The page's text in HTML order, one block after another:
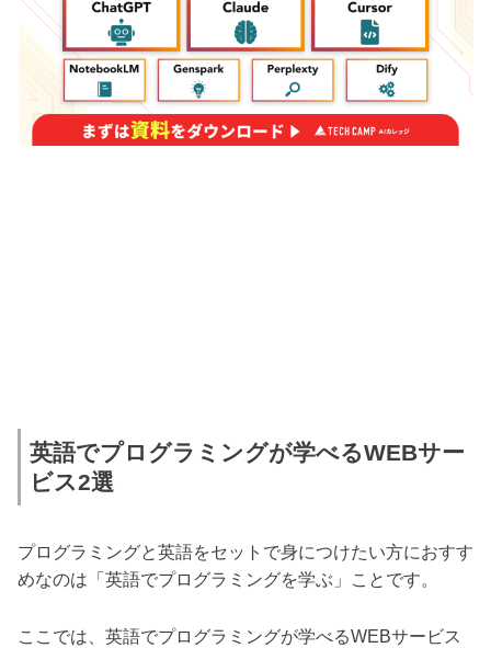
英語でプログラミングが学べるWEBサー
ビス2選
プログラミングと英語をセットで身につけたい方におすす
めなのは「英語でプログラミングを学ぶ」ことです。
ここでは、英語でプログラミングが学べるWEBサービス